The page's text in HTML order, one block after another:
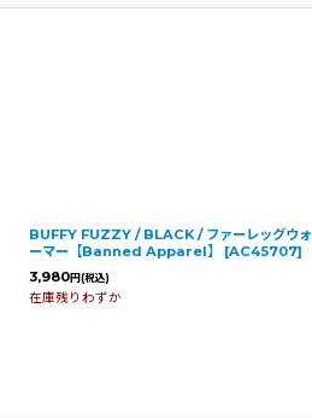
BUFFY FUZZY / BLACK / ファーレッグウォ
ーマー【Banned Apparel】
[AC45707]
3,980円 (税込)
在庫残りわずか